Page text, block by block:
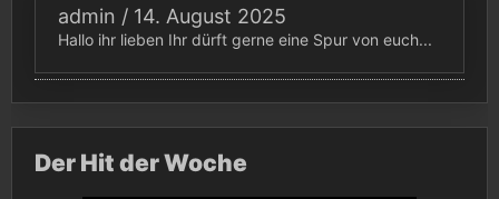
admin / 14. August 2025
Hallo ihr lieben Ihr dürft gerne eine Spur von euch...
Der Hit der Woche